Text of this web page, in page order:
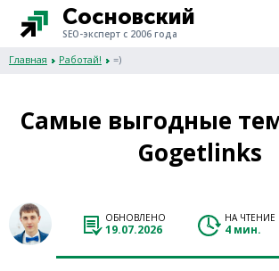
Сосновский
SEO-эксперт с 2006 года
Главная Работай! =)
Самые выгодные
Gogetlinks
ОБНОВЛЕНО
19.07.2026
НА ЧТЕНИЕ
4 мин.